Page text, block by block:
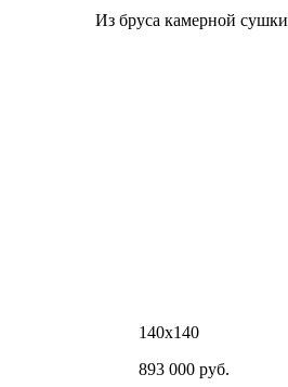
Из бруса камерной сушки
140х140
893 000 руб.